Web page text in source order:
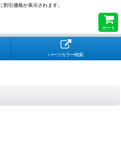
引価格が表示されます。
カート
パーツカラー検索